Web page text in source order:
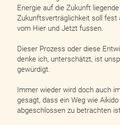
Energie auf die Zukunft
Zukunftsverträglichkeit soll fest
vom Hier und Jetzt fussen.
Dieser Prozess oder diese
denke ich, unterschätzt, ist
gewürdigt.
Immer wieder wird doch auch
gesagt, dass ein Weg wie
abgeschlossen zu betrachten